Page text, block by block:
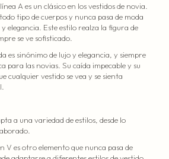
A es un clásico en los vestidos de novia.
tipo de cuerpos y nunca pasa de moda
elegancia. Este estilo realza la figura de
se ve sofisticado.
es sinónimo de lujo y elegancia, y siempre
para las novias. Su caída impecable y su
cualquier vestido se vea y se sienta
a una variedad de estilos, desde lo
V es otro elemento que nunca pasa de